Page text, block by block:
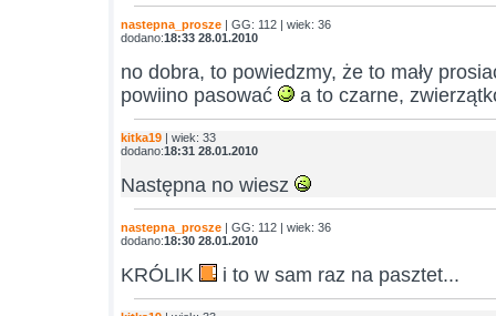
nastepna_prosze | GG: 112 | wiek: 36
dodano:18:33 28.01.2010
no dobra, to powiedzmy, że to mały
powiino pasować
a to czarne,
kitka19 | wiek: 33
dodano:18:31 28.01.2010
Następna no wiesz
nastepna_prosze | GG: 112 | wiek: 36
dodano:18:30 28.01.2010
KRÓLIK i to w sam raz na pasztet...